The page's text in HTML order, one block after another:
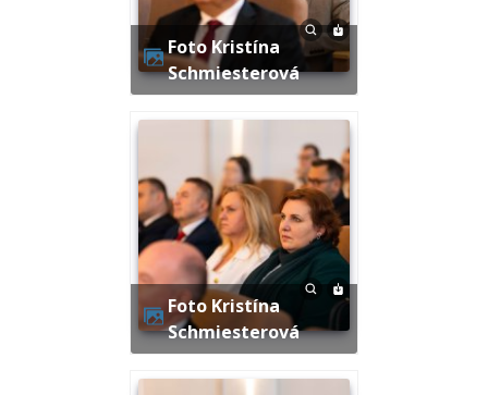
Foto Kristína
Schmiesterová
Foto Kristína
Schmiesterová